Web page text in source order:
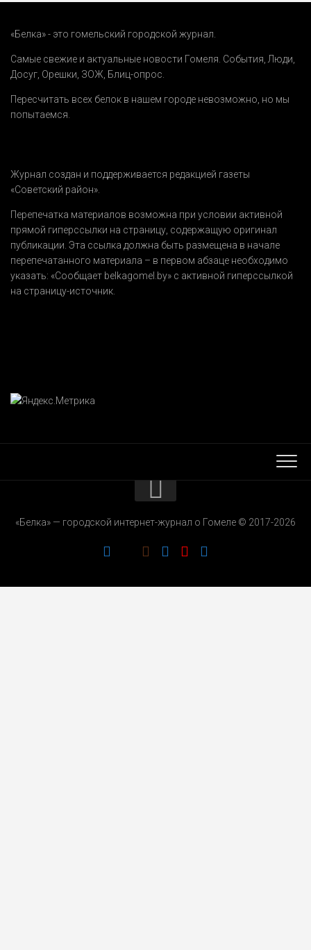
«Белка» - это гомельский городской журнал.
Самые свежие и актуальные новости Гомеля. События Люди
Досуг Орешки ЗОЖ Блиц-опрос
Пересчитать всех белок в нашем городе невозможно, но мы
попытаемся.
Журнал создан и поддерживается редакцией газеты
«Советский район».
Перепечатка материалов возможна при условии активной
прямой гиперссылки на страницу, содержащую оригинал
публикации. Эта ссылка должна быть размещена в начале
перепечатанного материала – в первом абзаце необходимо
указать: «Сообщает belkagomel.by» с активной гиперссылкой
на страницу-источник.
РЕКЛАМОДАТЕЛЯМ
«Белка» — городской интернет-журнал о Гомеле © 2017-2026